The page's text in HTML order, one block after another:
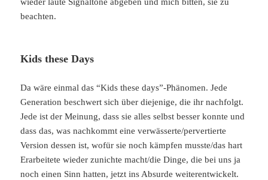
wieder laute Signaltöne abgeben und mich bitten, sie zu
beachten.
Kids these Days
Da wäre einmal das “Kids these days”-Phänomen. Jede
Generation beschwert sich über diejenige, die ihr nachfolgt.
Jede ist der Meinung, dass sie alles selbst besser konnte und
dass das, was nachkommt eine verwässerte/pervertierte
Version dessen ist, wofür sie noch kämpfen musste/das hart
Erarbeitete wieder zunichte macht/die Dinge, die bei uns ja
noch einen Sinn hatten, jetzt ins Absurde weiterentwickelt.